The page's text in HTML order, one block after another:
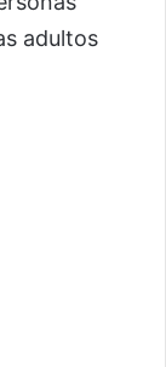
adultos